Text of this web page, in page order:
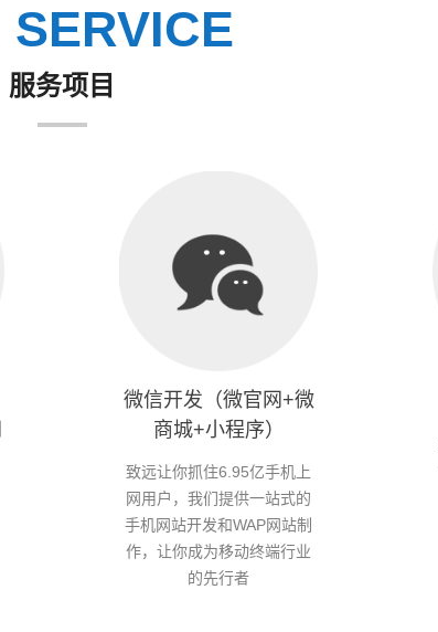
SERVICE
服务项目
微信开发（微官网+微
商城+小程序）
致远让你抓住6.95亿手机上
网用户，我们提供一站式的
手机网站开发和WAP网站制
作，让你成为移动终端行业
的先行者